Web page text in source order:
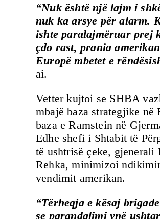
“Nuk është një lajm i
nuk ka arsye për alarm.
ishte paralajmëruar prej
çdo rast, prania
Europë mbetet e
ai.
Vetter kujtoi se SHBA
mbajë baza strategjike në
baza e Ramstein në
Edhe shefi i Shtabit të
të ushtrisë çeke, gjenerali
Rehka, minimizoi
vendimit amerikan.
“Tërheqja e kësaj
se parandalimi ynë